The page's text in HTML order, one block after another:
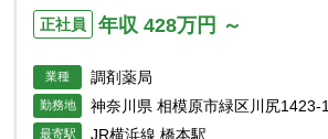
正社員 年収 428万円 ～
業種 調剤薬局
勤務地 神奈川県 相模原市緑区川尻1423-1
最寄駅 JR横浜線 橋本駅